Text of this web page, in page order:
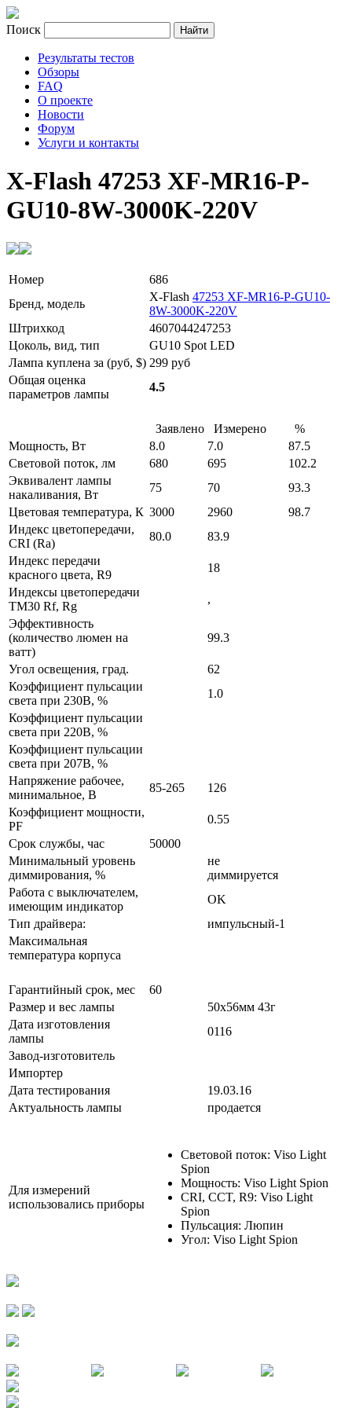
Поиск
Результаты тестов
Обзоры
FAQ
О проекте
Новости
Форум
Услуги и контакты
X-Flash 47253 XF-MR16-P-
GU10-8W-3000K-220V
Номер
686
Бренд, модель
X-Flash 47253 XF-MR16-P-GU10-
8W-3000K-220V
Штрихкод
4607044247253
Цоколь, вид, тип
GU10 Spot LED
Лампа куплена за (руб, $) 299 руб
Общая оценка
параметров лампы
4.5
Заявлено Измерено
%
Мощность, Вт
8.0 7.0
87.5
Световой поток, лм
680 695
102.2
Эквивалент лампы
накаливания, Вт
75 70
93.3
Цветовая температура, К 3000 2960
98.7
Индекс цветопередачи,
CRI (Ra)
80.0
83.9
Индекс передачи
красного цвета, R9
18
Индексы цветопередачи
TM30 Rf, Rg
,
Эффективность
(количество люмен на
ватт)
99.3
Угол освещения, град.
62
Коэффициент пульсации
света при 230В, %
1.0
Коэффициент пульсации
света при 220В, %
Коэффициент пульсации
света при 207В, %
Напряжение рабочее,
минимальное, В
85-265
126
Коэффициент мощности,
PF
0.55
Срок службы, час
50000
Минимальный уровень
диммирования, %
не
диммируется
Работа с выключателем,
имеющим индикатор
OK
Тип драйвера:
импульсный-1
Максимальная
температура корпуса
Гарантийный срок, мес
60
Размер и вес лампы
50x56мм 43г
Дата изготовления
лампы
0116
Завод-изготовитель
Импортер
Дата тестирования
19.03.16
Актуальность лампы
продается
Для измерений
использовались приборы
Световой поток: Viso Light
Spion
Мощность: Viso Light Spion
CRI, CCT, R9: Viso Light
Spion
Пульсация: Люпин
Угол: Viso Light Spion